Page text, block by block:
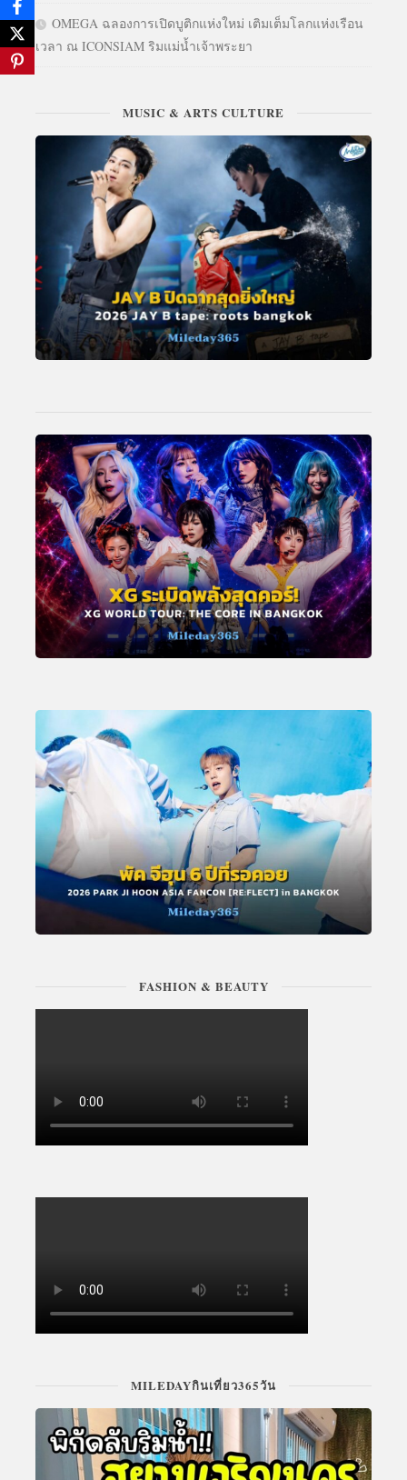
OMEGA ฉลองการเปิดบูติกแห่งใหม่ เติมเต็มโลกแห่งเรือน
เวลา ณ ICONSIAM ริมแม่น้ำเจ้าพระยา
MUSIC & ARTS CULTURE
FASHION & BEAUTY
MILEDAYกินเที่ยว365วัน